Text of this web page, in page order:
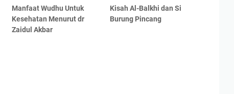
Manfaat Wudhu Untuk
Kesehatan Menurut dr
Zaidul Akbar
Kisah Al-Balkhi dan Si
Burung Pincang